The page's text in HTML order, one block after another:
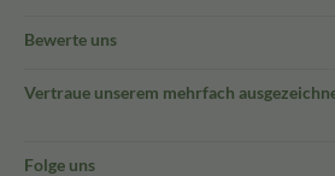
Bewerte uns
Vertraue unserem mehrfach
Folge uns